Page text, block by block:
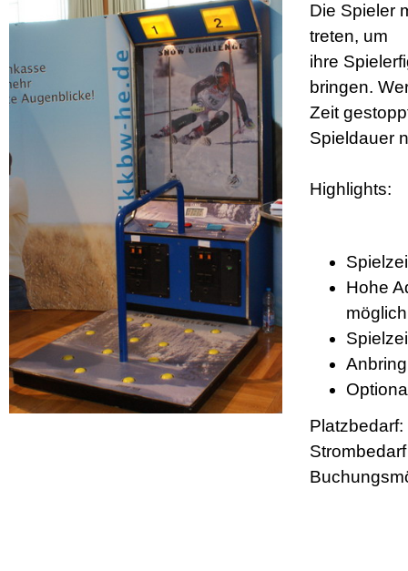
Die Spieler
treten, um
ihre
bringen.
Zeit
Spieldauer
Highlights:
Hohe